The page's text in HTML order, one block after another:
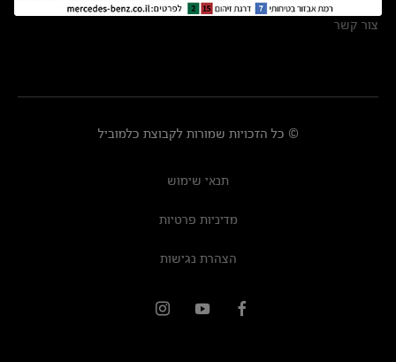
צור קשר
© כל הזכויות שמורות לקבוצת כלמוביל
תנאי שימוש
מדיניות פרטיות
הצהרת נגישות